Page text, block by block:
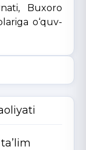
Buxoro
o‘quv-